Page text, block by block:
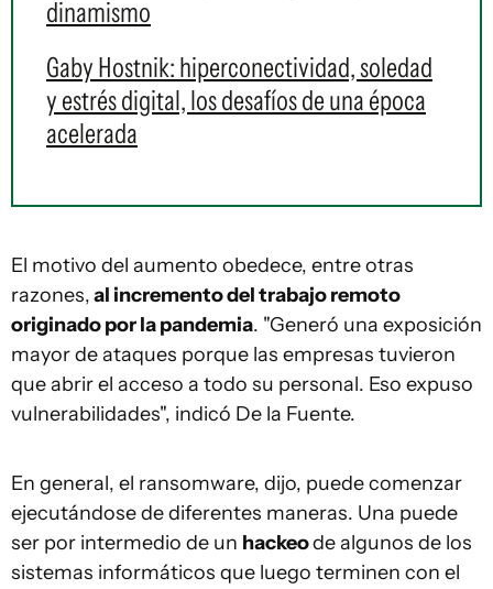
dinamismo
Gaby Hostnik: hiperconectividad, soledad
y estrés digital, los desafíos de una época
acelerada
El motivo del aumento obedece, entre otras
razones,al incremento del trabajo remoto
originado por la pandemia. "Generó una exposición
mayor de ataques porque las empresas tuvieron
que abrir el acceso a todo su personal. Eso expuso
vulnerabilidades", indicó De la Fuente.
En general, el ransomware, dijo, puede comenzar
ejecutándose de diferentes maneras. Una puede
ser por intermedio de un hackeode algunos de los
sistemas informáticos que luego terminen con el